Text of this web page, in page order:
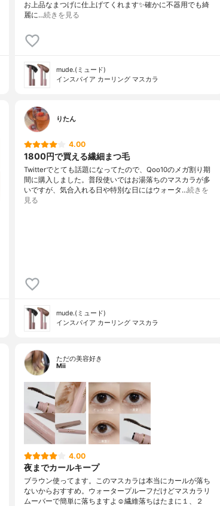
お上品なまつげに仕上げてくれます✨確かに不器用でも綺
麗に…続きを見る
mude.(ミュード)
インスパイア カーリング マスカラ
りたん
4.00
1800円で買える繊細まつ毛
Twitterでとても話題になってたので、Qoo10のメガ割り期
間に購入しました。普段使いではお湯落ちのマスカラが多
いですが、気合入れる日や特別な日にはウォータ…続きを
見る
mude.(ミュード)
インスパイア カーリング マスカラ
ただの美容好き
Mii
4.00
夜までカールキープ
ブラウン使ってます。このマスカラは本当にカールが落ち
ないからおすすめ。ウォータープルーフだけどマスカラリ
ムーバーで簡単に落ちますよ☺️繊維落ちはたまに１、２